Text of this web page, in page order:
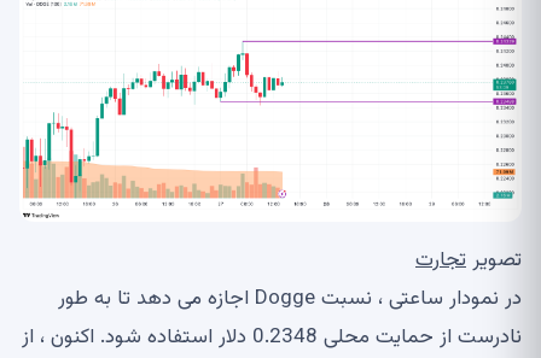
تصویر تجارت
در نمودار ساعتی ، نسبت Dogge اجازه می دهد تا به طور
نادرست از حمایت محلی 0.2348 دلار استفاده شود. اکنون ، از